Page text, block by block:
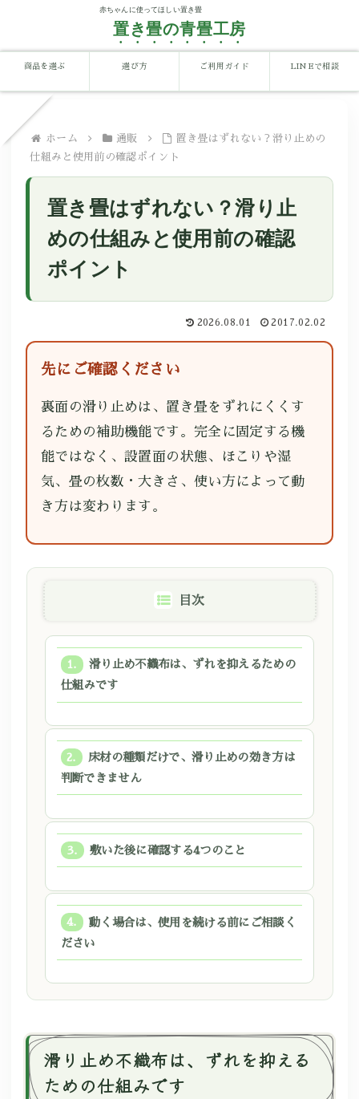
置き畳の青畳工房
ホーム 通販
置き畳はずれない？滑り止めの
仕組みと使用前の確認ポイント
置き畳はずれない？滑り止
めの仕組みと使用前の確認
ポイント
2026.08.01 2017.02.02
先にご確認ください
裏面の滑り止めは、置き畳をずれにくくす
るための補助機能です。完全に固定する機
能ではなく、設置面の状態、ほこりや湿
気、畳の枚数・大きさ、使い方によって動
き方は変わります。
目次
滑り止め不織布は、ずれを抑えるための
仕組みです
床材の種類だけで、滑り止めの効き方は
判断できません
敷いた後に確認する4つのこと
動く場合は、使用を続ける前にご相談く
ださい
滑り止め不織布は、ずれを抑える
ための仕組みです
商品を選ぶ 選び方 ご利用ガイド LINEで相談